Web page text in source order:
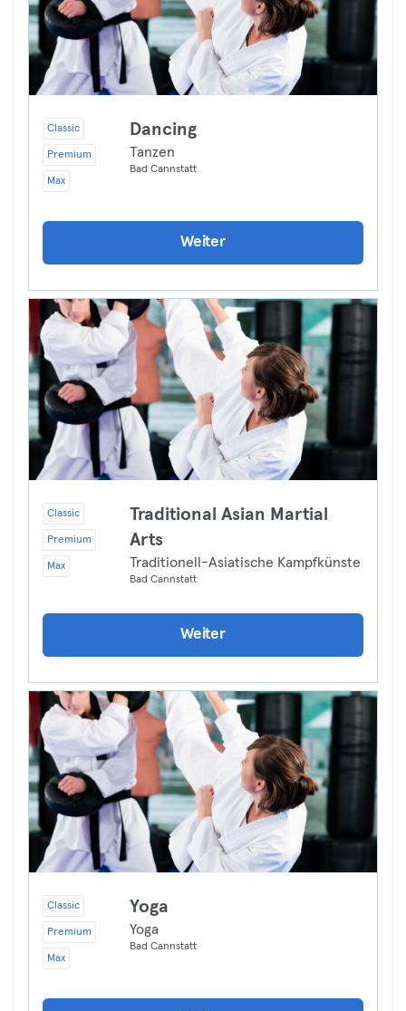
Classic
Premium
Max
Dancing
Tanzen
Bad Cannstatt
Weiter
Classic
Premium
Max
Traditional Asian Martial
Arts
Traditionell-Asiatische Kampfkünste
Bad Cannstatt
Weiter
Classic
Premium
Max
Yoga
Yoga
Bad Cannstatt